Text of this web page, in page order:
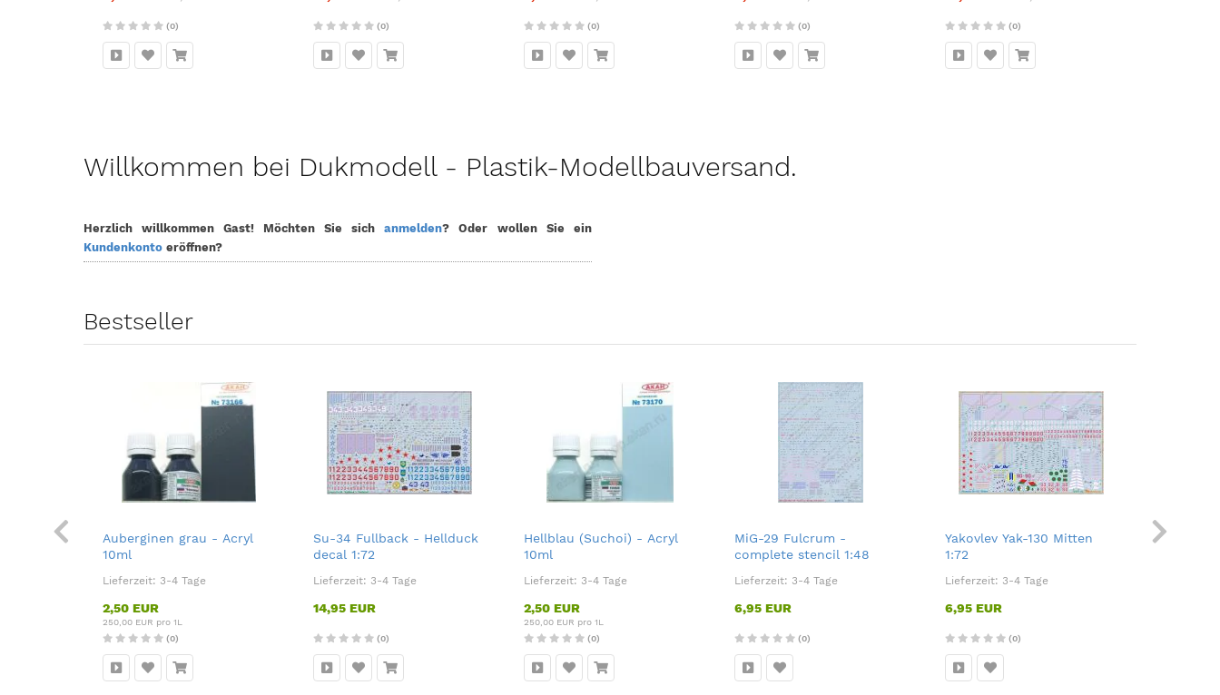
(0) (0) (0) (0) (0)
Willkommen bei Dukmodell - Plastik-Modellbauversand.
Herzlich willkommen Gast! Möchten Sie sich anmelden? Oder wollen Sie ein
Kundenkonto eröffnen?
Bestseller
Auberginen grau - Acryl
10ml
Lieferzeit: 3-4 Tage
2,50 EUR
250,00 EUR pro 1L
(0)
Su-34 Fullback - Hellduck
decal 1:72
Lieferzeit: 3-4 Tage
14,95 EUR
(0)
Hellblau (Suchoi) - Acryl
10ml
Lieferzeit: 3-4 Tage
2,50 EUR
250,00 EUR pro 1L
(0)
MiG-29 Fulcrum -
complete stencil 1:48
Lieferzeit: 3-4 Tage
6,95 EUR
(0)
Yakovlev Yak-130 Mitten
1:72
Lieferzeit: 3-4 Tage
6,95 EUR
(0)
Grün-